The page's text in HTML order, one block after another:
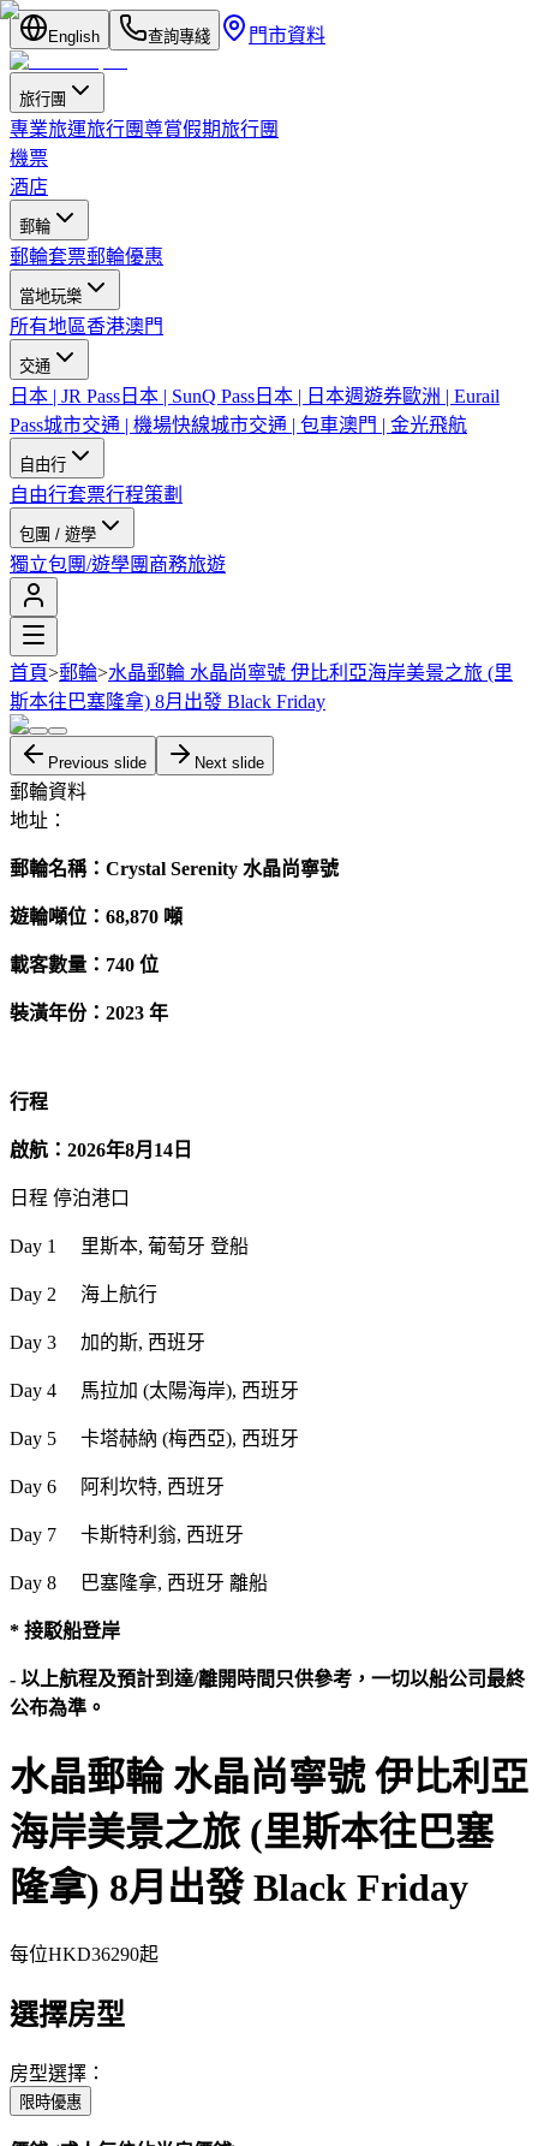
English 查詢專綫 門市資料
旅行團
專業旅運旅行團尊賞假期旅行團
機票
酒店
郵輪
郵輪套票郵輪優惠
當地玩樂
所有地區香港澳門
交通
日本 | JR Pass 日本 | SunQ Pass 日本 | 日本週遊券歐洲 | Eurail
Pass城市交通 | 機場快線城市交通 | 包車澳門 | 金光飛航
自由行
自由行套票行程策劃
包團 / 遊學
獨立包團/遊學團 商務旅遊
首頁>郵輪>水晶郵輪 水晶尚寧號 伊比利亞海岸美景之旅 (里
斯本往巴塞隆拿) 8月出發 Black Friday
Previous slide Next slide
郵輪資料
地址：
郵輪名稱：Crystal Serenity 水晶尚寧號
遊輪噸位：68,870 噸
載客數量：740 位
裝潢年份：2023 年
行程
啟航：2026年8月14日
日程 停泊港口
Day 1 里斯本, 葡萄牙 登船
Day 2 海上航行
Day 3 加的斯, 西班牙
Day 4 馬拉加 (太陽海岸), 西班牙
Day 5 卡塔赫納 (梅西亞), 西班牙
Day 6 阿利坎特, 西班牙
Day 7 卡斯特利翁, 西班牙
Day 8 巴塞隆拿, 西班牙 離船
* 接駁船登岸
- 以上航程及預計到達/離開時間只供參考，一切以船公司最終
公布為準。
水晶郵輪 水晶尚寧號 伊比利亞
海岸美景之旅 (里斯本往巴塞
隆拿) 8月出發 Black Friday
每位HKD36290起
選擇房型
房型選擇：
限時優惠